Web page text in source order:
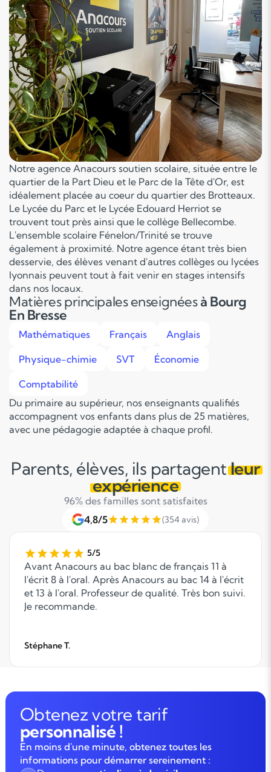
Notre agence Anacours soutien scolaire, située entre le
quartier de la Part Dieu et le Parc de la Tête d'Or, est
idéalement placée au coeur du quartier des Brotteaux.
Le Lycée du Parc et le Lycée Edouard Herriot se
trouvent tout près ainsi que le collège Bellecombe.
L'ensemble scolaire Fénelon/Trinité se trouve
également à proximité. Notre agence étant très bien
desservie, des élèves venant d'autres collèges ou lycées
lyonnais peuvent tout à fait venir en stages intensifs
dans nos locaux.
Matières principales enseignéesà Bourg
En Bresse
Mathématiques Français Anglais
Physique-chimie SVT Économie
Comptabilité
Du primaire au supérieur, nos enseignants qualifiés
accompagnent vos enfants dans plus de 25 matières,
avec une pédagogie adaptée à chaque profil.
Parents, élèves, ils partagentleur
expérience
96% des familles sont satisfaites
4,8/5
(354 avis)
5/5
Avant Anacours au bac blanc de français 11 à
l'écrit 8 à l'oral. Après Anacours au bac 14 à l'écrit
et 13 à l'oral. Professeur de qualité. Très bon suivi.
Je recommande.
Stéphane T.
Obtenez votre tarif
personnalisé !
En moins d'une minute, obtenez toutes les
informations pour démarrer sereinement :